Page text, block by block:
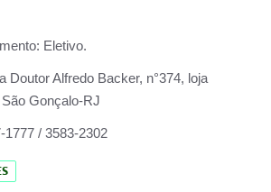
Eletivo.
Doutor Alfredo Backer, n°374, loja
Gonçalo-RJ
1777 / 3583-2302